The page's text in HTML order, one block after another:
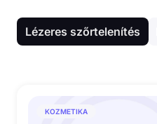
Lézeres szőrtelenítés
KOZMETIKA